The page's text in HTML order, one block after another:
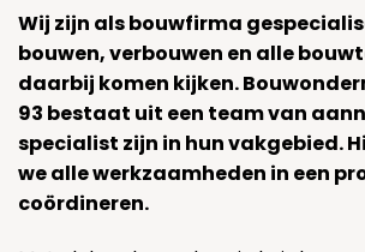
Wij zijn als bouwfirma
bouwen, verbouwen en alle
daarbij komen kijken.
93 bestaat uit een team van
specialist zijn in hun vakgebied.
we alle werkzaamheden in een
coördineren.